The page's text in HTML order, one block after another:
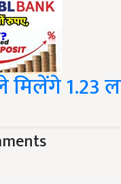
1.23